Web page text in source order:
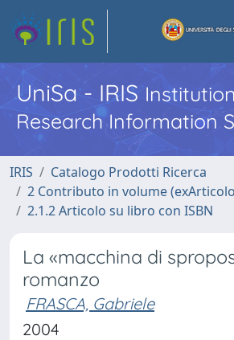
UniSa - IRIS
Research Information
IRIS
Catalogo Prodotti Ricerca
2 Contributo in volume
2.1.2 Articolo su libro con ISBN
La «macchina di
romanzo
FRASCA, Gabriele
2004